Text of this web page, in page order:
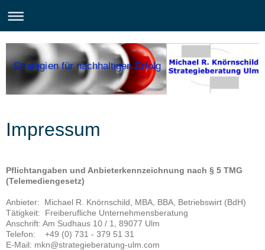
Strategien für nachhaltigen Erfolg
Impressum
Pflichtangaben und Anbieterkennzeichnung nach § 5 TMG
(Telemediengesetz)
Anbieter: Michael R. Knörnschild, MBA, BBA, Betriebswirt (BdH)
Tätigkeit: Freiberufliche Unternehmensberatung
Anschrift: Am Sudhaus 10 / 1, 89077 Ulm
Telefon: +49 (0) 731 - 379 51 31
E-Mail: mkn@strategieberatung-ulm.com